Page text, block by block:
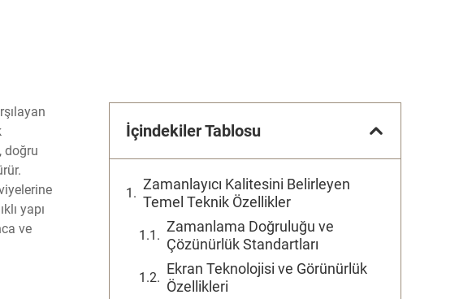
doğru
yapı
ve
İçindekiler Tablosu
Zamanlayıcı Kalitesini Belirleyen
Temel Teknik Özellikler
Zamanlama Doğruluğu ve
Çözünürlük Standartları
Ekran Teknolojisi ve Görünürlük
Özellikleri